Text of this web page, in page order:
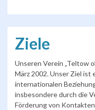
Ziele
Unseren Verein „Teltow
März 2002. Unser Ziel ist
internationalen
insbesondere durch die
Förderung von